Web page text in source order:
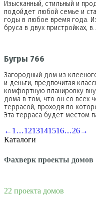
Изысканный, стильный и
подойдет любой семье и
годы в любое время года.
бруса в двух пристройках,
Бугры 766
Загородный дом из
и деньги, предпочитая
комфортную планировку
дома в том, что он со всех
террасой, проходя по
Эта терраса будет местом
← 1 …1213141516…26→
Каталоги
Фахверк проекты домов
22 проекта домов